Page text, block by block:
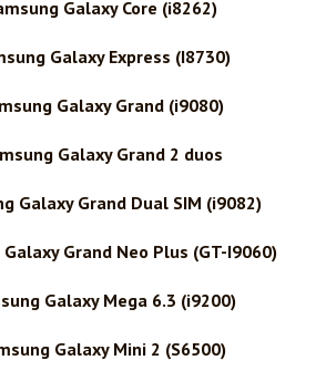
Galaxy Core (i8262)
Galaxy Express (I8730)
Galaxy Grand (i9080)
Galaxy Grand 2 duos
Galaxy Grand Dual SIM (i9082)
Grand Neo Plus (GT-I9060)
Galaxy Mega 6.3 (i9200)
Galaxy Mini 2 (S6500)